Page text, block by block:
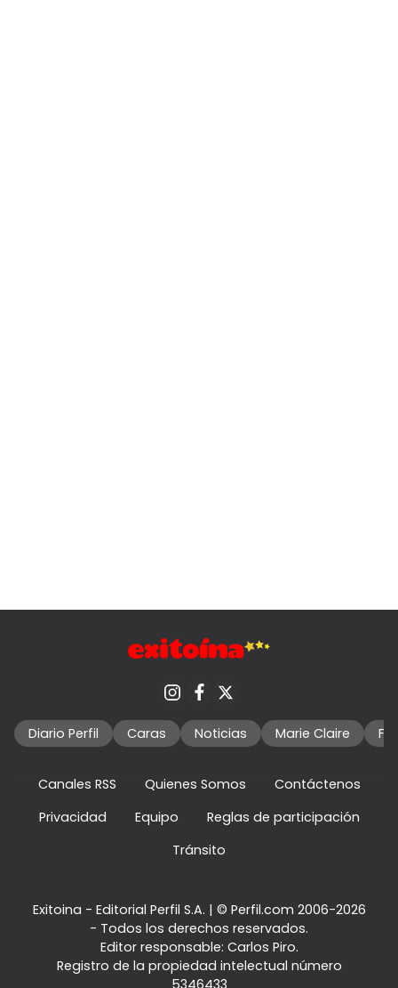
Diario Perfil Caras Noticias Marie Claire
Canales RSS Quienes Somos
Contáctenos
Privacidad
Equipo
Reglas de participación
Tránsito
Exitoina - Editorial Perfil S.A. | © Perfil.com 2006-2026
- Todos los derechos reservados.
Editor responsable: Carlos Piro.
Registro de la propiedad intelectual número